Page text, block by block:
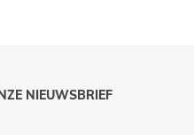
NIEUWSBRIEF